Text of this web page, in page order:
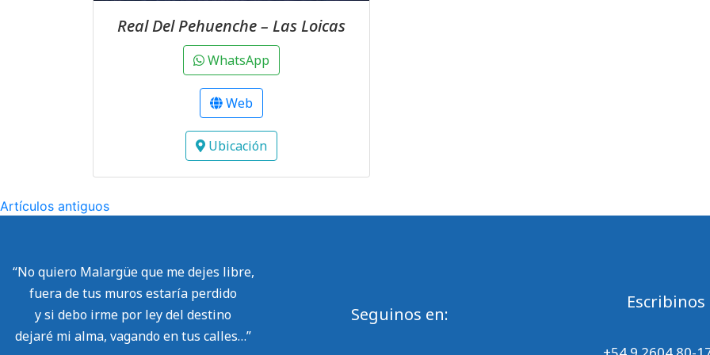
Real Del Pehuenche – Las Loicas
WhatsApp
Web
Ubicación
Artículos antiguos
“No quiero Malargüe que me dejes libre,
fuera de tus muros estaría perdido
y si debo irme por ley del destino
dejaré mi alma, vagando en tus calles…”
Seguinos en:
Escribinos